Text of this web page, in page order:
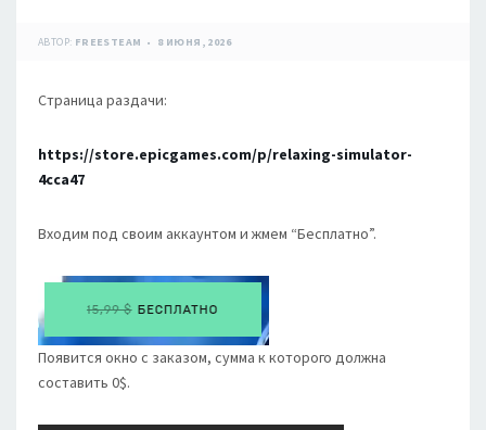
АВТОР: FREESTEAM 8 ИЮНЯ, 2026
Страница раздачи:
https://store.epicgames.com/p/relaxing-simulator-
4cca47
Входим под своим аккаунтом и жмем “Бесплатно”.
Появится окно с заказом, сумма к которого должна
составить 0$.